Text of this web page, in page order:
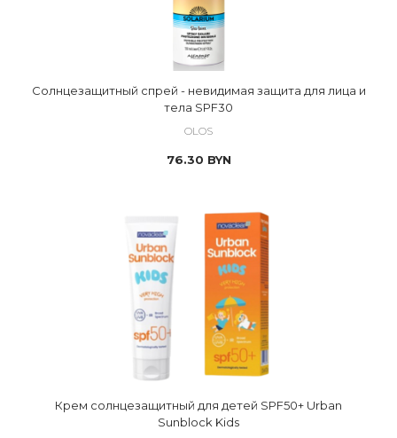
Солнцезащитный спрей - невидимая защита для лица и
тела SPF30
OLOS
76.30 BYN
Крем солнцезащитный для детей SPF50+ Urban
Sunblock Kids